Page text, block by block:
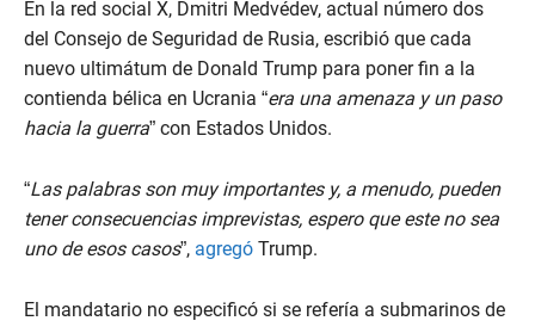
En la red social X, Dmitri Medvédev, actual número dos
del Consejo de Seguridad de Rusia, escribió que cada
nuevo ultimátum de Donald Trump para poner fin a la
contienda bélica en Ucrania “era una amenaza y un paso
hacia la guerra” con Estados Unidos.
“Las palabras son muy importantes y, a menudo, pueden
tener consecuencias imprevistas, espero que este no sea
uno de esos casos”, agregó Trump.
El mandatario no especificó si se refería a submarinos de